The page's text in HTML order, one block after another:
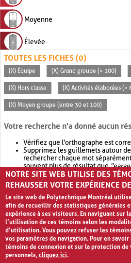
Moyenne
Élevée
TOUTES LES FICHES (0)
(X) Équipe (X) Grand groupe (> 100)
(X) Hors classe (X) Activités élaborées (>
(X) Moyen groupe (entre 30 et 100)
Votre recherche n'a donné aucun
Vérifiez que l'orthographe est
Supprimez les guillemets autour
rechercher chaque mot
souvent plus de résultat que
Envisagez d'élargir votre recherche
retournera souvent plus de
NOTRE SITE WEB UTILISE DES
REHAUSSER VOTRE EXPÉRIENCE
Le site web de Polytechnique Montréal
afin de recueillir des statistiques générales
expérience à ses visiteurs. En naviguant sur
l’utilisation de ces témoins selon les
d’utilisation. Vous pouvez refuser les
vos paramètres de navigation. Pour en
témoins de connexion et sur la protection de
personnels,cliquez ici.